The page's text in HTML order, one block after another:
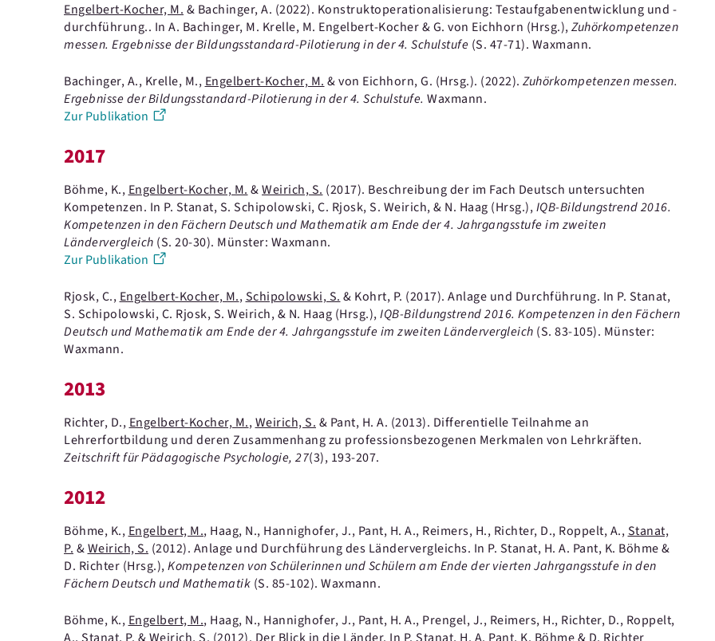
Engelbert-Kocher, M. & Bachinger, A. (2022). Konstruktoperationalisierung: Testaufgabenentwicklung und -
durchführung.. In A. Bachinger, M. Krelle, M. Engelbert-Kocher & G. von Eichhorn (Hrsg.),Zuhörkompetenzen
messen. Ergebnisse der Bildungsstandard-Pilotierung in der 4. Schulstufe (S. 47-71). Waxmann.
Bachinger, A., Krelle, M., Engelbert-Kocher, M. & von Eichhorn, G. (Hrsg.). (2022). Zuhörkompetenzen messen.
Ergebnisse der Bildungsstandard-Pilotierung in der 4. Schulstufe. Waxmann.
Zur Publikation
2017
Böhme, K., Engelbert-Kocher, M. &Weirich, S. (2017). Beschreibung der im Fach Deutsch untersuchten
Kompetenzen. In P. Stanat, S. Schipolowski, C. Rjosk, S. Weirich, & N. Haag (Hrsg.),IQB-Bildungstrend 2016.
Kompetenzen in den Fächern Deutsch und Mathematik am Ende der 4. Jahrgangsstufe im zweiten
Ländervergleich (S. 20-30). Münster: Waxmann.
Zur Publikation
Rjosk, C., Engelbert-Kocher, M.,Schipolowski, S. & Kohrt, P. (2017). Anlage und Durchführung. In P. Stanat,
S. Schipolowski, C. Rjosk, S. Weirich, & N. Haag (Hrsg.),IQB-Bildungstrend 2016. Kompetenzen in den Fächern
Deutsch und Mathematik am Ende der 4. Jahrgangsstufe im zweiten Ländervergleich (S. 83-105). Münster:
Waxmann.
2013
Richter, D., Engelbert-Kocher, M.,Weirich, S. & Pant, H. A. (2013). Differentielle Teilnahme an
Lehrerfortbildung und deren Zusammenhang zu professionsbezogenen Merkmalen von Lehrkräften.
Zeitschrift für Pädagogische Psychologie, 27(3), 193-207.
2012
Böhme, K., Engelbert, M., Haag, N., Hannighofer, J., Pant, H. A., Reimers, H., Richter, D., Roppelt, A.,Stanat,
P. &Weirich, S. (2012). Anlage und Durchführung des Ländervergleichs. In P. Stanat, H. A. Pant, K. Böhme &
D. Richter (Hrsg.),Kompetenzen von Schülerinnen und Schülern am Ende der vierten Jahrgangsstufe in den
Fächern Deutsch und Mathematik (S. 85-102). Waxmann.
Böhme, K., Engelbert, M., Haag, N., Hannighofer, J., Pant, H. A., Prengel, J., Reimers, H., Richter, D., Roppelt,